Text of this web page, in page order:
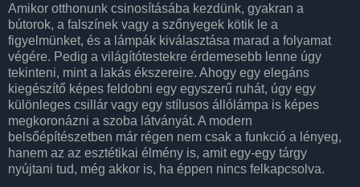
Amikor otthonunk csinosításába kezdünk, gyakran a
bútorok, a falszínek vagy a szőnyegek kötik le a
figyelmünket, és a lámpák kiválasztása marad a folyamat
végére. Pedig a világítótestekre érdemesebb lenne úgy
tekinteni, mint a lakás ékszereire. Ahogy egy elegáns
kiegészítő képes feldobni egy egyszerű ruhát, úgy egy
különleges csillár vagy egy stílusos állólámpa is képes
megkoronázni a szoba látványát. A modern
belsőépítészetben már régen nem csak a funkció a lényeg,
hanem az az esztétikai élmény is, amit egy-egy tárgy
nyújtani tud, még akkor is, ha éppen nincs felkapcsolva.